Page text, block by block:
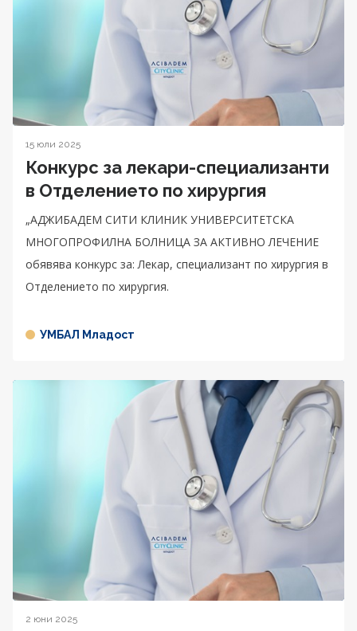
15 юли 2025
Конкурс за лекари-специализанти
в Отделението по хирургия
„АДЖИБАДЕМ СИТИ КЛИНИК УНИВЕРСИТЕТСКА
МНОГОПРОФИЛНА БОЛНИЦА ЗА АКТИВНО ЛЕЧЕНИЕ
обявява конкурс за: Лекар, специализант по хирургия в
Отделението по хирургия.
УМБАЛ Младост
2 юни 2025